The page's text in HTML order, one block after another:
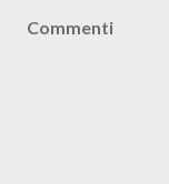
Commenti